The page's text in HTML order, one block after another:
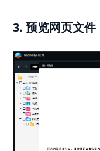
3. 预览网页文件